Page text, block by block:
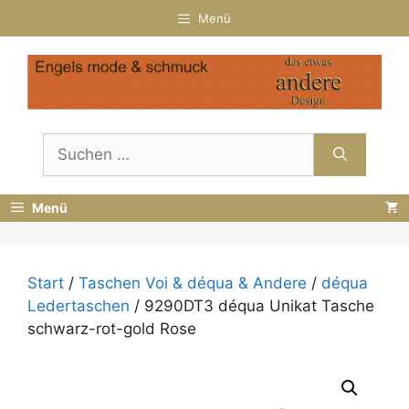
Inhalt
springen
Menü
nach:
Menü
Start / Taschen Voi & déqua & Andere / déqua
Ledertaschen / 9290DT3 déqua Unikat Tasche
schwarz-rot-gold Rose